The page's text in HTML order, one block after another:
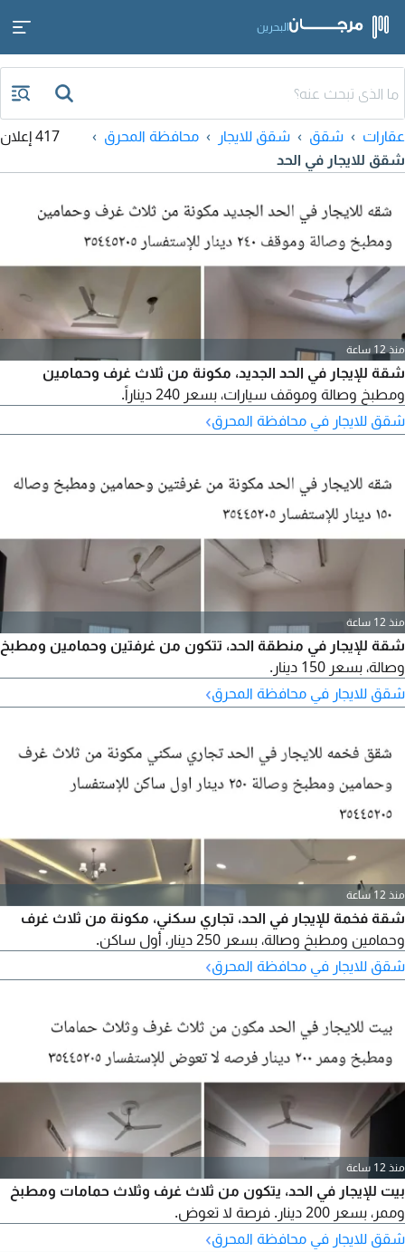
البحرين
عقارات شقق شقق للايجار
محافظة المحرق
شقق للايجار في الحد
417 إعلان
منذ 12 ساعة
شقة للإيجار في الحد الجديد، مكونة من ثلاث غرف وحمامين
ومطبخ وصالة وموقف سيارات، بسعر 240 ديناراً.
شقق للايجار في محافظة المحرق›
منذ 12 ساعة
شقة للإيجار في منطقة الحد، تتكون من غرفتين وحمامين ومطبخ
وصالة، بسعر 150 دينار.
شقق للايجار في محافظة المحرق›
منذ 12 ساعة
شقة فخمة للإيجار في الحد، تجاري سكني، مكونة من ثلاث غرف
وحمامين ومطبخ وصالة، بسعر 250 دينار، أول ساكن.
شقق للايجار في محافظة المحرق›
منذ 12 ساعة
بيت للإيجار في الحد، يتكون من ثلاث غرف وثلاث حمامات ومطبخ
وممر، بسعر 200 دينار. فرصة لا تعوض.
شقق للايجار في محافظة المحرق›